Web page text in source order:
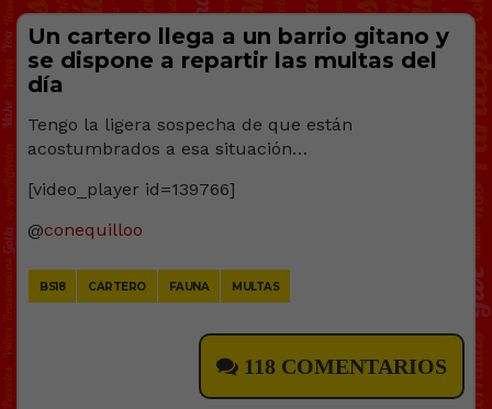
Un cartero llega a un barrio gitano y
se dispone a repartir las multas del
día
Tengo la ligera sospecha de que están
acostumbrados a esa situación…
[video_player id=139766]
@conequilloo
BS18 CARTERO FAUNA MULTAS
118 COMENTARIOS